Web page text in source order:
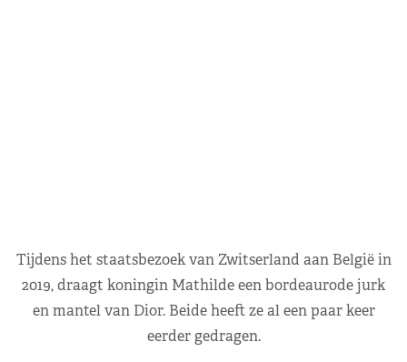
Tijdens het staatsbezoek van Zwitserland aan België in
2019, draagt koningin Mathilde een bordeaurode jurk
en mantel van Dior. Beide heeft ze al een paar keer
eerder gedragen.